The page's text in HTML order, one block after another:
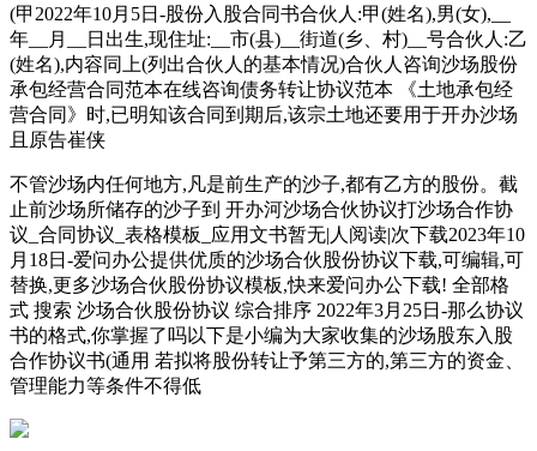
(甲2022年10月5日-股份入股合同书合伙人:甲(姓名),男(女),__
年__月__日出生,现住址:__市(县)__街道(乡、村)__号合伙人:乙
(姓名),内容同上(列出合伙人的基本情况)合伙人咨询沙场股份
承包经营合同范本在线咨询债务转让协议范本 《土地承包经
营合同》时,已明知该合同到期后,该宗土地还要用于开办沙场
且原告崔侠
不管沙场内任何地方,凡是前生产的沙子,都有乙方的股份。截
止前沙场所储存的沙子到 开办河沙场合伙协议打沙场合作协
议_合同协议_表格模板_应用文书暂无|人阅读|次下载2023年10
月18日-爱问办公提供优质的沙场合伙股份协议下载,可编辑,可
替换,更多沙场合伙股份协议模板,快来爱问办公下载! 全部格
式 搜索 沙场合伙股份协议 综合排序 2022年3月25日-那么协议
书的格式,你掌握了吗以下是小编为大家收集的沙场股东入股
合作协议书(通用 若拟将股份转让予第三方的,第三方的资金、
管理能力等条件不得低